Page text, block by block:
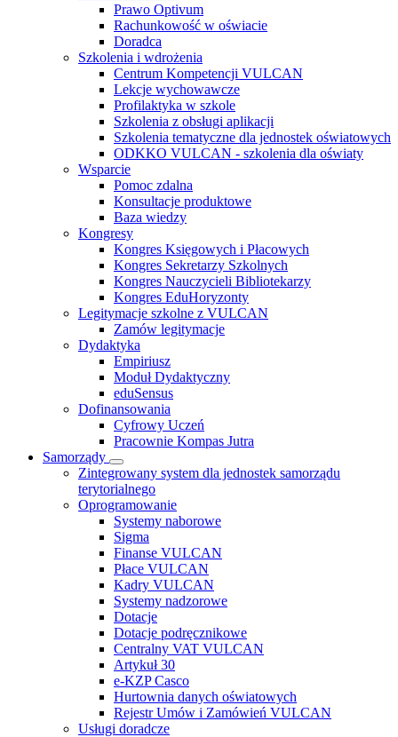
Prawo Optivum
Rachunkowość w oświacie
Doradca
Szkolenia i wdrożenia
Centrum Kompetencji VULCAN
Lekcje wychowawcze
Profilaktyka w szkole
Szkolenia z obsługi aplikacji
Szkolenia tematyczne dla jednostek oświatowych
ODKKO VULCAN - szkolenia dla oświaty
Wsparcie
Pomoc zdalna
Konsultacje produktowe
Baza wiedzy
Kongresy
Kongres Księgowych i Płacowych
Kongres Sekretarzy Szkolnych
Kongres Nauczycieli Bibliotekarzy
Kongres EduHoryzonty
Legitymacje szkolne z VULCAN
Zamów legitymacje
Dydaktyka
Empiriusz
Moduł Dydaktyczny
eduSensus
Dofinansowania
Cyfrowy Uczeń
Pracownie Kompas Jutra
Samorządy
Zintegrowany system dla jednostek samorządu
terytorialnego
Oprogramowanie
Systemy naborowe
Sigma
Finanse VULCAN
Płace VULCAN
Kadry VULCAN
Systemy nadzorowe
Dotacje
Dotacje podręcznikowe
Centralny VAT VULCAN
Artykuł 30
e-KZP Casco
Hurtownia danych oświatowych
Rejestr Umów i Zamówień VULCAN
Usługi doradcze